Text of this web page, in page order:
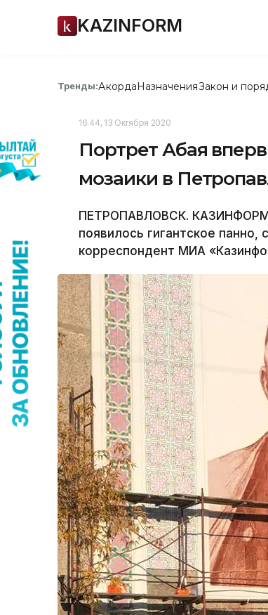
KAZINFORM
Тренды:АкордаНазначенияЗакон и
16:44, 13 Октября 2020
Портрет Абая
мозаики в
ПЕТРОПАВЛОВСК. КАЗИНФОРМ
появилось гигантское
корреспондент МИА